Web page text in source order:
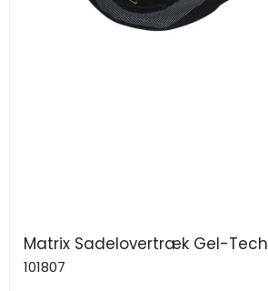
Matrix Sadelovertræk Gel-Tech
101807